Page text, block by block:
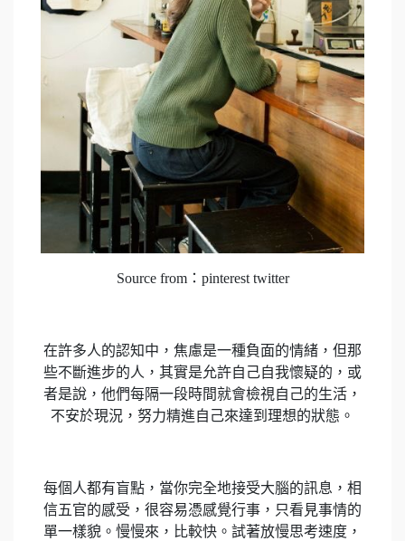
Source from：pinterest twitter
在許多人的認知中，焦慮是一種負面的情緒，但那
些不斷進步的人，其實是允許自己自我懷疑的，或
者是說，他們每隔一段時間就會檢視自己的生活，
不安於現況，努力精進自己來達到理想的狀態。
每個人都有盲點，當你完全地接受大腦的訊息，相
信五官的感受，很容易憑感覺行事，只看見事情的
單一樣貌。慢慢來，比較快。試著放慢思考速度，